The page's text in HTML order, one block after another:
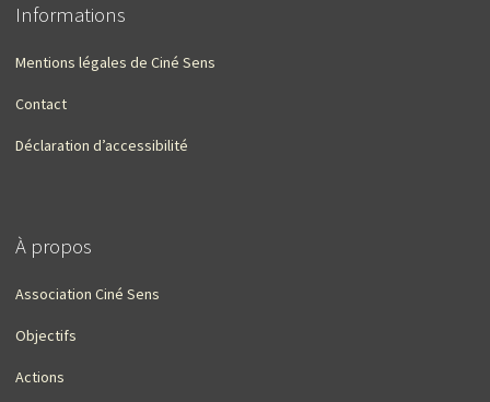
Informations
Mentions légales de Ciné Sens
Contact
Déclaration d’accessibilité
À propos
Association Ciné Sens
Objectifs
Actions